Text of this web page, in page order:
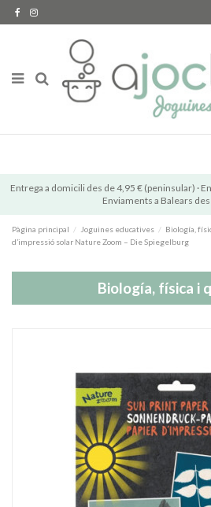
Entrega a domicili des de 4,95 € (peninsular) ·
Enviaments a Balears
Pàgina principal Joguines educatives Biología,
d’impressió solar Nature Zoom – Die Spiegelburg
Biología, física i